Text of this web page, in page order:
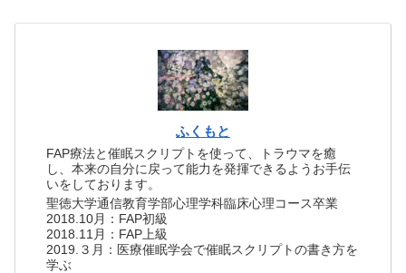
ふくもと
FAP療法と催眠スクリプトを使って、トラウマを癒
し、本来の自分に戻って能力を発揮できるようお手伝
いをしております。
聖徳大学通信教育学部心理学科臨床心理コース卒業
2018.10月：FAP初級
2018.11月：FAP上級
2019.３月：医療催眠学会で催眠スクリプトの書き方を
学ぶ